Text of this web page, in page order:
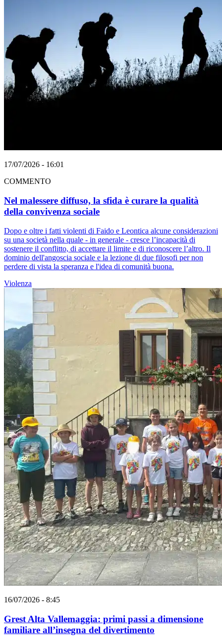
17/07/2026 - 16:01
COMMENTO
Nel malessere diffuso, la sfida è curare la qualità
della convivenza sociale
Dopo e oltre i fatti violenti di Faido e Leontica alcune considerazioni
su una società nella quale - in generale - cresce l’incapacità di
sostenere il conflitto, di accettare il limite e di riconoscere l’altro. Il
dominio dell'angoscia sociale e la lezione di due filosofi per non
perdere di vista la speranza e l'idea di comunità buona.
Violenza
16/07/2026 - 8:45
Grest Alta Vallemaggia: primi passi a dimensione
familiare all’insegna del divertimento